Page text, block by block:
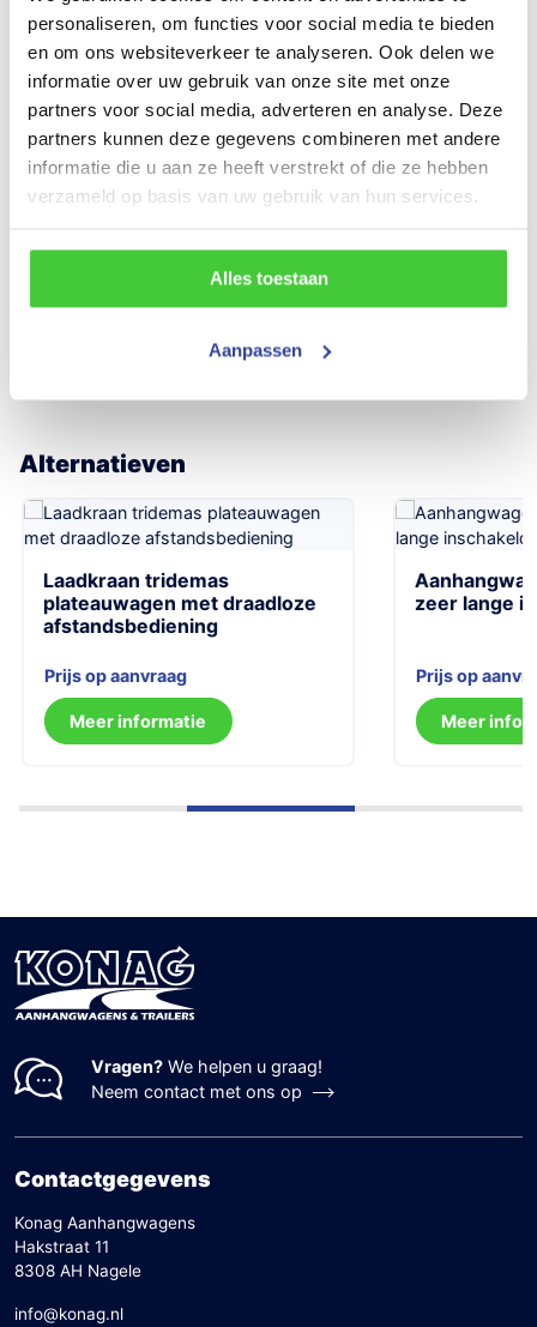
personaliseren, om functies voor social media te bieden
en om ons websiteverkeer te analyseren. Ook delen we
informatie over uw gebruik van onze site met onze
partners voor social media, adverteren en analyse. Deze
partners kunnen deze gegevens combineren met andere
informatie die u aan ze heeft verstrekt of die ze hebben
verzameld op basis van uw gebruik van hun services.
Alles toestaan
Aanpassen
Maatvoering (inwendig)
350x185x30 cm (LxBxH)
Draagvermogen (bruto)
2700 kg
Aantal assen
Alternatieven
Laadkraan tridemas
plateauwagen met draadloze
afstandsbediening
Prijs op aanvraag
Meer informatie
zeer lange
Prijs op
Meer
Vragen? We helpen u graag!
Neem contact met ons op
Contactgegevens
Konag Aanhangwagens
Hakstraat 11
8308 AH Nagele
info@konag.nl